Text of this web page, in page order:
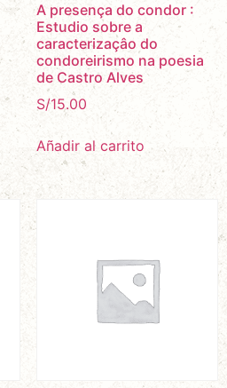
A presença do condor :
Estudio sobre a
caracterizaçâo do
condoreirismo na poesia
de Castro Alves
S/15.00
Añadir al carrito